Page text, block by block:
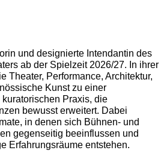
und designierte Intendantin des
ab der Spielzeit 2026/27. In ihrer
Theater, Performance, Architektur,
Kunst zu einer
Praxis, die
bewusst erweitert. Dabei
in denen sich Bühnen- und
gegenseitig beeinflussen und
Erfahrungsräume entstehen.